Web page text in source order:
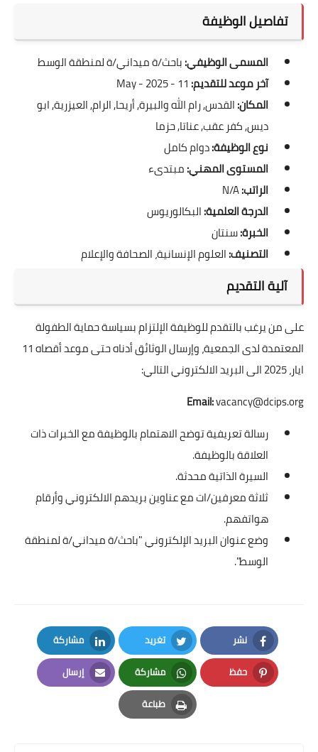
تفاصيل الوظيفة
المسمى الوظيفي:باحث/ة ميداني/ة لمنطقة الوسط
آخر موعد للتقديم:
المكان:القدس, رام الله والبيرة, أريحا, الرام, العيزرية, ابو
ديس, كفر عقب, عناتا, حزما
نوع الوظيفة:دوام كامل
المستوى المهني:مبتدىء
الراتب:
الدرجة العلمية:البكالوريوس
الخبرة:سنتان
التصنيف:العلوم الإنسانية، الصحافة والإعلام
آلية التقديم
على من يرغب بالتقدم للوظيفة الإلتزام بسياسة حماية الطفولة
المعتمدة لدى الجمعية، وإرسال الوثائق أدناه حتى موعد أقصاه 11
ايار، 2025 الى البريد الالكتروني التالي:
Email:vacancy@dcips.org
رسالة تعريفية توضح الاهتمام بالوظيفة مع الخبرات ذات
العلاقة بالوظيفة.
السيرة الذاتية محدثة.
ثلاثة معرفين/ات مع عناوين بريدهم الالكتروني وأرقام
هواتفهم.
وضع عنوان البريد الإلكتروني "باحث/ة ميداني/ة لمنطقة
الوسط".
نشر
Facebook
تغريد
Twitter
مشاركة
LinkedIn
حفظ
Pinterest
مشاركة
Whatsapp
إرسال
Email
طباعة
Print